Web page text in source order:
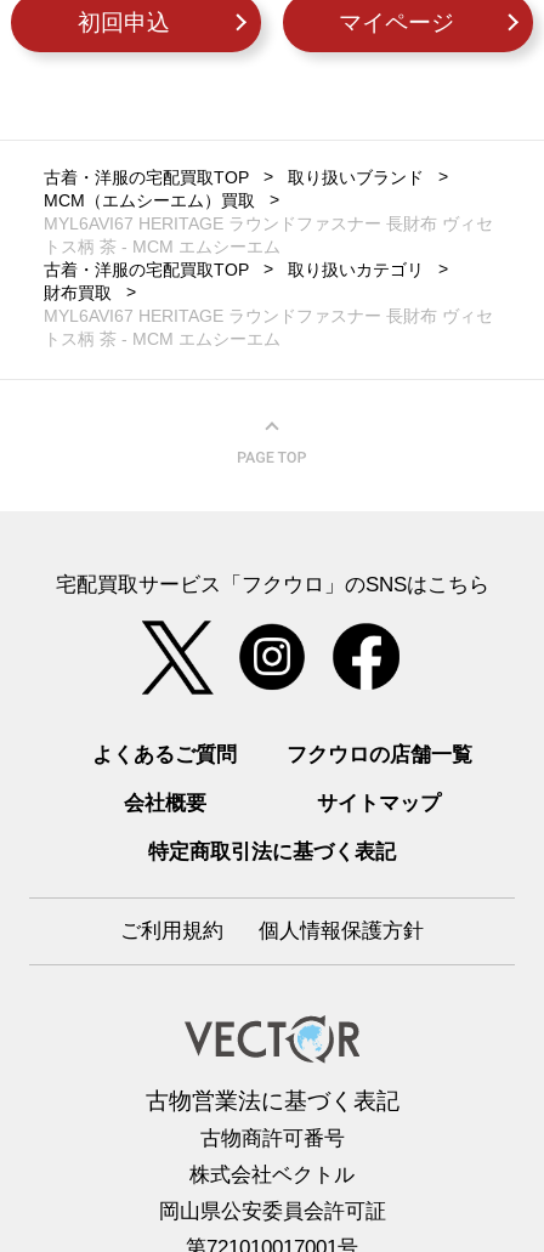
初回申込 マイページ
古着・洋服の宅配買取TOP
取り扱いブランド
MCM（エムシーエム）買取
MYL6AVI67 HERITAGE ラウンドファスナー 長財布 ヴィセ
トス柄 茶 - MCM エムシーエム
古着・洋服の宅配買取TOP
取り扱いカテゴリ
財布買取
MYL6AVI67 HERITAGE ラウンドファスナー 長財布 ヴィセ
トス柄 茶 - MCM エムシーエム
宅配買取サービス「フクウロ」のSNSはこちら
よくあるご質問 フクウロの店舗一覧
会社概要 サイトマップ
特定商取引法に基づく表記
ご利用規約 個人情報保護方針
古物営業法に基づく表記
古物商許可番号
株式会社ベクトル
岡山県公安委員会許可証